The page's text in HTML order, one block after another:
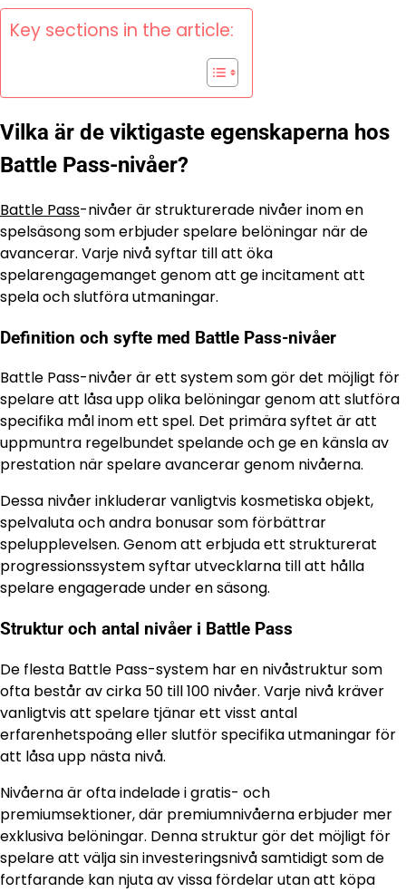
Key sections in the article:
Vilka är de viktigaste egenskaperna hos
Battle Pass-nivåer?
Battle Pass-nivåer är strukturerade nivåer inom en
spelsäsong som erbjuder spelare belöningar när de
avancerar. Varje nivå syftar till att öka
spelarengagemanget genom att ge incitament att
spela och slutföra utmaningar.
Definition och syfte med Battle Pass-nivåer
Battle Pass-nivåer är ett system som gör det möjligt för
spelare att låsa upp olika belöningar genom att slutföra
specifika mål inom ett spel. Det primära syftet är att
uppmuntra regelbundet spelande och ge en känsla av
prestation när spelare avancerar genom nivåerna.
Dessa nivåer inkluderar vanligtvis kosmetiska objekt,
spelvaluta och andra bonusar som förbättrar
spelupplevelsen. Genom att erbjuda ett strukturerat
progressionssystem syftar utvecklarna till att hålla
spelare engagerade under en säsong.
Struktur och antal nivåer i Battle Pass
De flesta Battle Pass-system har en nivåstruktur som
ofta består av cirka 50 till 100 nivåer. Varje nivå kräver
vanligtvis att spelare tjänar ett visst antal
erfarenhetspoäng eller slutför specifika utmaningar för
att låsa upp nästa nivå.
Nivåerna är ofta indelade i gratis- och
premiumsektioner, där premiumnivåerna erbjuder mer
exklusiva belöningar. Denna struktur gör det möjligt för
spelare att välja sin investeringsnivå samtidigt som de
fortfarande kan njuta av vissa fördelar utan att köpa